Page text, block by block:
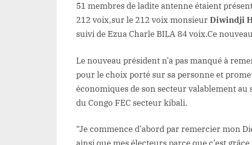
51 membres de ladite antenne étaient
212 voix,sur le 212 voix monsieurDiwindji
suivi de Ezua Charle BILA 84 voix.Ce
Le nouveau président n’a pas manqué à
pour le choix porté sur sa personne et
économiques de son secteur valablement
du Congo FEC secteur kibali.
“Je commence d’abord par remercier mon